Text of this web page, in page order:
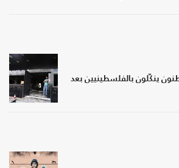
ينكّلون بالفلسطينيين بعد